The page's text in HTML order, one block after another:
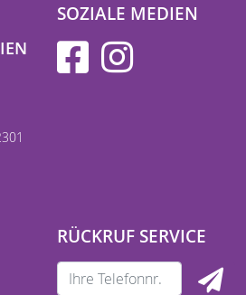
SOZIALE MEDIEN
RÜCKRUF SERVICE